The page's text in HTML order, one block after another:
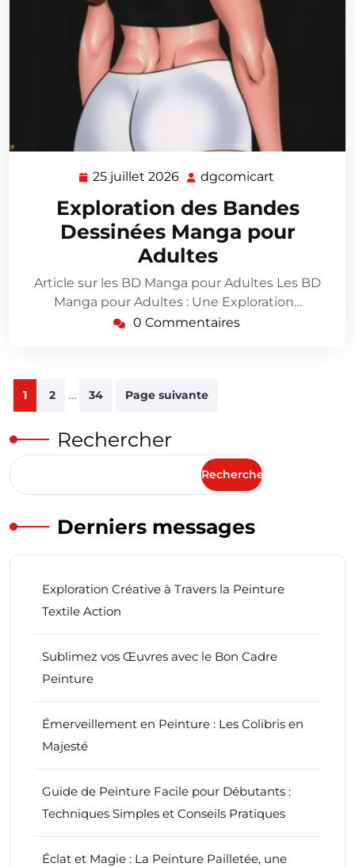
25 juillet 2026 25
2026
dgcomicart
Exploration des Bandes
Dessinées Manga pour
Adultes
Article sur les BD Manga pour Adultes Les BD
Manga pour Adultes : Une Exploration…
0 Commentaires
Pagination
des
publications
1 2 … 34 Page suivante
Rechercher
Rechercher
Derniers messages
Exploration Créative à Travers la Peinture
Textile Action
Sublimez vos Œuvres avec le Bon Cadre
Peinture
Émerveillement en Peinture : Les Colibris en
Majesté
Guide de Peinture Facile pour Débutants :
Techniques Simples et Conseils Pratiques
Éclat et Magie : La Peinture Pailletée, une